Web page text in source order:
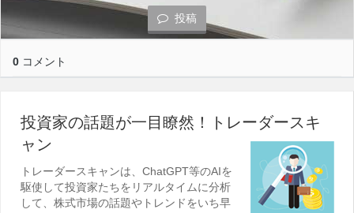
投稿
0 コメント
投資家の話題が一目瞭然！トレーダースキ
ャン
トレーダースキャンは、ChatGPT等のAIを
駆使して投資家たちをリアルタイムに分析
して、株式市場の話題やトレンドをいち早